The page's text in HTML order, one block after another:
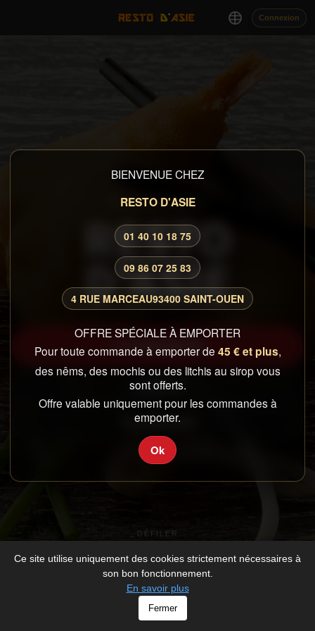
BIENVENUE CHEZ
RESTO D'ASIE
01 40 10 18 75
09 86 07 25 83
4 RUE MARCEAU93400 SAINT-OUEN
OFFRE SPÉCIALE À EMPORTER
Pour toute commande à emporter de 45 € et plus,
des nêms, des mochis ou des litchis au sirop vous
sont offerts.
Offre valable uniquement pour les commandes à
emporter.
Ok
Connexion
RESTAURANT ASIATIQUE
RESTO
D'ASIE
COMMANDER
CARTE
CONNEXION
DÉFILER
Ce site utilise uniquement des cookies strictement nécessaires à
son bon fonctionnement.
En savoir plus
Fermer
© RESTO D'ASIE - All rights Reserved -